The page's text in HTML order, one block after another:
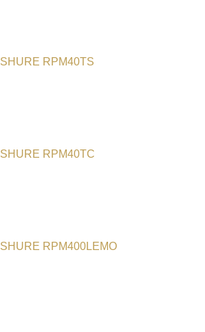
SHURE RPM40TS
SHURE RPM40TC
SHURE RPM400LEMO